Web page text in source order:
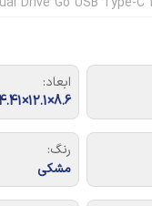
ابعاد:
8.6×12.1×44.41 میلیمتر
رنگ:
مشکی